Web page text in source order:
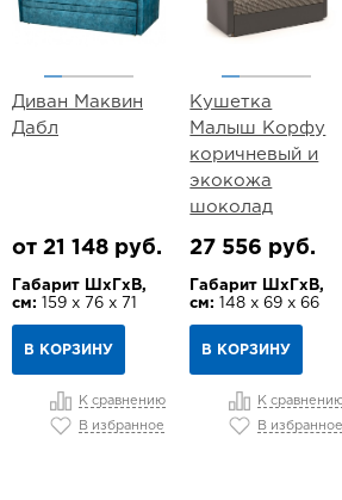
Диван Маквин
Дабл
от 21 148 руб.
Габарит ШхГхВ,
см: 159 х 76 х 71
В КОРЗИНУ
К сравнению
В избранное
Кушетка
Малыш Корфу
коричневый и
экокожа
шоколад
27 556 руб.
Габарит ШхГхВ,
см:
148 х 69 х 66
В КОРЗИНУ
К
В избранное